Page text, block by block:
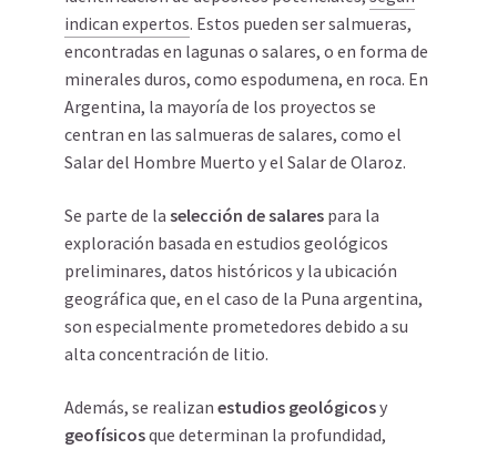
indican expertos. Estos pueden ser salmueras,
encontradas en lagunas o salares, o en forma de
minerales duros, como espodumena, en roca. En
Argentina, la mayoría de los proyectos se
centran en las salmueras de salares, como el
Salar del Hombre Muerto y el Salar de Olaroz.
Se parte de la selección de salares para la
exploración basada en estudios geológicos
preliminares, datos históricos y la ubicación
geográfica que, en el caso de la Puna argentina,
son especialmente prometedores debido a su
alta concentración de litio.
Además, se realizan estudios geológicosy
geofísicosque determinan la profundidad,